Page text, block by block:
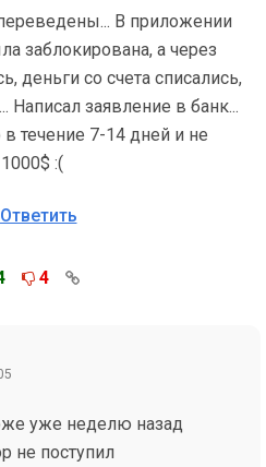
В приложении
заблокирована, а через
деньги со счета списались,
Написал заявление в банк...
в течение 7-14 дней и не
:(
Ответить
4
уже неделю назад
не поступил